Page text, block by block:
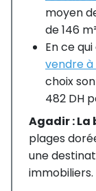
moyen
de 146
En ce
vendre à
choix
482 DH
Agadir : La
plages
une
immobiliers.